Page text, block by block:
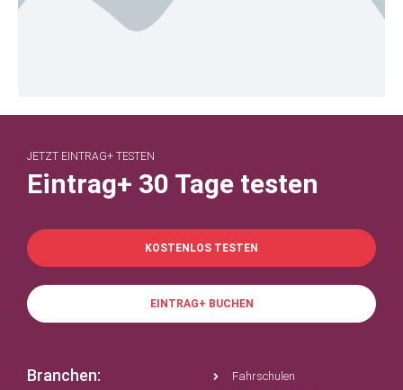
JETZT EINTRAG+ TESTEN
Eintrag+ 30 Tage testen
KOSTENLOS TESTEN
EINTRAG+ BUCHEN
Branchen:
Fahrschulen